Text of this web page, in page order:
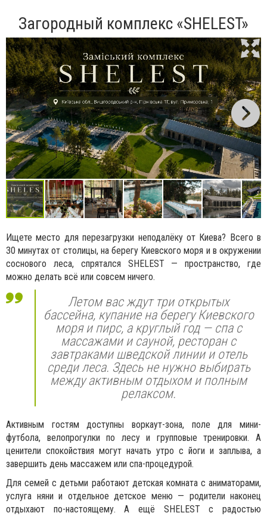
Загородный комплекс «SHELEST»
Ищете место для перезагрузки неподалёку от Киева? Всего в
30 минутах от столицы, на берегу Киевского моря и в окружении
соснового леса, спрятался SHELEST — пространство, где
можно делать всё или совсем ничего.
Летом вас ждут три открытых
бассейна, купание на берегу Киевского
моря и пирс, а круглый год — спа с
массажами и сауной, ресторан с
завтраками шведской линии и отель
среди леса. Здесь не нужно выбирать
между активным отдыхом и полным
релаксом.
Активным гостям доступны воркаут-зона, поле для мини-
футбола, велопрогулки по лесу и групповые тренировки. А
ценители спокойствия могут начать утро с йоги и заплыва, а
завершить день массажем или спа-процедурой.
Для семей с детьми работают детская комната с аниматорами,
услуга няни и отдельное детское меню — родители наконец
отдыхают по-настоящему. А ещё SHELEST с радостью